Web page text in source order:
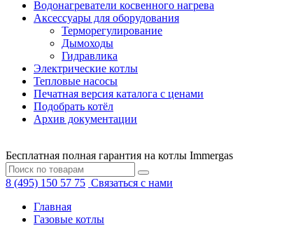
Водонагреватели косвенного нагрева
Аксессуары для оборудования
Терморегулирование
Дымоходы
Гидравлика
Электрические котлы
Тепловые насосы
Печатная версия каталога с ценами
Подобрать котёл
Архив документации
Бесплатная полная гарантия на котлы Immergas
8 (495) 150 57 75 Связаться с нами
Главная
Газовые котлы